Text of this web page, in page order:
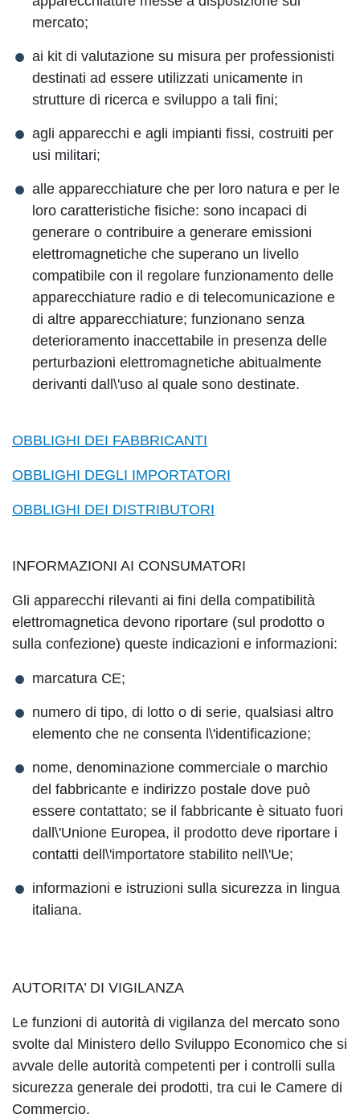
mercato;
ai kit di valutazione su misura per professionisti
destinati ad essere utilizzati unicamente in
strutture di ricerca e sviluppo a tali fini;
agli apparecchi e agli impianti fissi, costruiti per
usi militari;
alle apparecchiature che per loro natura e per le
loro caratteristiche fisiche: sono incapaci di
generare o contribuire a generare emissioni
elettromagnetiche che superano un livello
compatibile con il regolare funzionamento delle
apparecchiature radio e di telecomunicazione e
di altre apparecchiature; funzionano senza
deterioramento inaccettabile in presenza delle
perturbazioni elettromagnetiche abitualmente
derivanti dall\'uso al quale sono destinate.
OBBLIGHI DEI FABBRICANTI
OBBLIGHI DEGLI IMPORTATORI
OBBLIGHI DEI DISTRIBUTORI
INFORMAZIONI AI CONSUMATORI
Gli apparecchi rilevanti ai fini della compatibilità
elettromagnetica devono riportare (sul prodotto o
sulla confezione) queste indicazioni e informazioni:
marcatura CE;
numero di tipo, di lotto o di serie, qualsiasi altro
elemento che ne consenta l\'identificazione;
nome, denominazione commerciale o marchio
del fabbricante e indirizzo postale dove può
essere contattato; se il fabbricante è situato fuori
dall\'Unione Europea, il prodotto deve riportare i
contatti dell\'importatore stabilito nell\'Ue;
informazioni e istruzioni sulla sicurezza in lingua
italiana.
AUTORITA’ DI VIGILANZA
Le funzioni di autorità di vigilanza del mercato sono
svolte dal Ministero dello Sviluppo Economico che si
avvale delle autorità competenti per i controlli sulla
sicurezza generale dei prodotti, tra cui le Camere di
Commercio.